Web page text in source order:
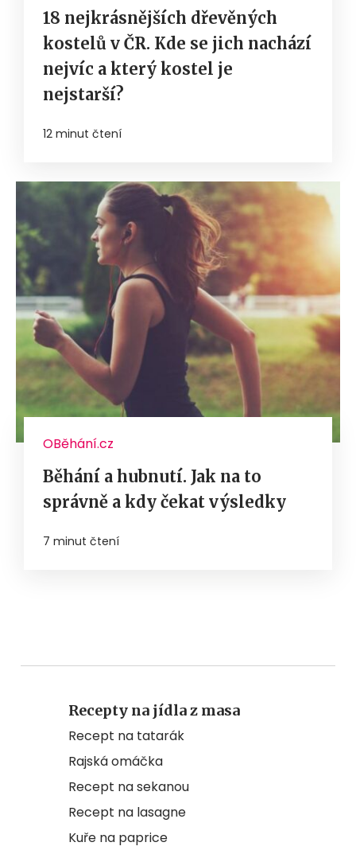
18 nejkrásnějších dřevěných
kostelů v ČR. Kde se jich nachází
nejvíc a který kostel je
nejstarší?
12 minut čtení
OBěhání.cz
Běhání a hubnutí. Jak na to
správně a kdy čekat výsledky
7 minut čtení
Recepty na jídla z masa
Recept na tatarák
Rajská omáčka
Recept na sekanou
Recept na lasagne
Kuře na paprice